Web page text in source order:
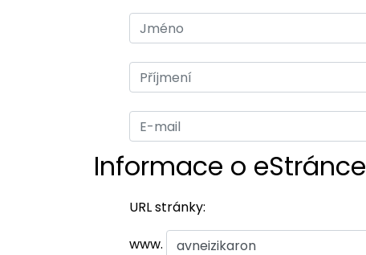
Informace o eStránce
URL stránky:
www.